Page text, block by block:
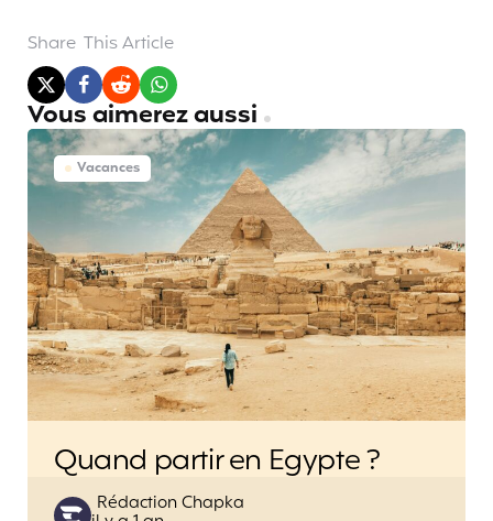
Share This Article
Vous aimerez aussi
Vacances
Quand partir en Egypte ?
Posted
Rédaction Chapka